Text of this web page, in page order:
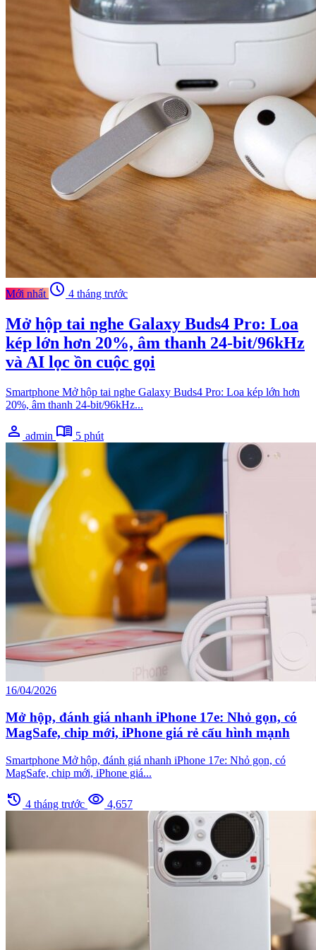
Mới nhất schedule 4 tháng trước
Mở hộp tai nghe Galaxy Buds4 Pro: Loa
kép lớn hơn 20%, âm thanh 24-bit/96kHz
và AI lọc ồn cuộc gọi
Smartphone Mở hộp tai nghe Galaxy Buds4 Pro: Loa kép lớn hơn
20%, âm thanh 24-bit/96kHz...
person admin menu_book 5 phút
16/04/2026
Mở hộp, đánh giá nhanh iPhone 17e: Nhỏ gọn, có
MagSafe, chip mới, iPhone giá rẻ cấu hình mạnh
Smartphone Mở hộp, đánh giá nhanh iPhone 17e: Nhỏ gọn, có
MagSafe, chip mới, iPhone giá...
history 4 tháng trước visibility 4,657